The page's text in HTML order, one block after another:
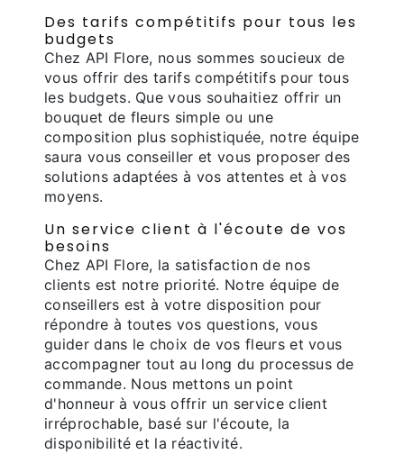
Des tarifs compétitifs pour tous les
budgets
Chez API Flore, nous sommes soucieux de
vous offrir des tarifs compétitifs pour tous
les budgets. Que vous souhaitiez offrir un
bouquet de fleurs simple ou une
composition plus sophistiquée, notre équipe
saura vous conseiller et vous proposer des
solutions adaptées à vos attentes et à vos
moyens.
Un service client à l'écoute de vos
besoins
Chez API Flore, la satisfaction de nos
clients est notre priorité. Notre équipe de
conseillers est à votre disposition pour
répondre à toutes vos questions, vous
guider dans le choix de vos fleurs et vous
accompagner tout au long du processus de
commande. Nous mettons un point
d'honneur à vous offrir un service client
irréprochable, basé sur l'écoute, la
disponibilité et la réactivité.